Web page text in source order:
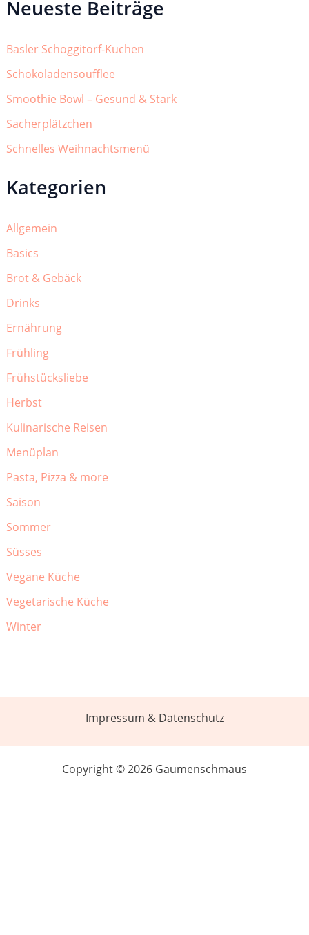
Neueste Beiträge
Basler Schoggitorf-Kuchen
Schokoladensoufflee
Smoothie Bowl – Gesund & Stark
Sacherplätzchen
Schnelles Weihnachtsmenü
Kategorien
Allgemein
Basics
Brot & Gebäck
Drinks
Ernährung
Frühling
Frühstücksliebe
Herbst
Kulinarische Reisen
Menüplan
Pasta, Pizza & more
Saison
Sommer
Süsses
Vegane Küche
Vegetarische Küche
Winter
Impressum & Datenschutz
Copyright © 2026 Gaumenschmaus